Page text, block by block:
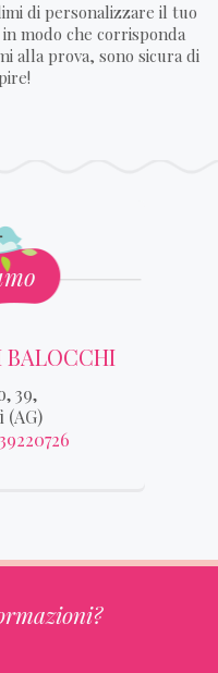
di personalizzare il tuo
modo che corrisponda
alla prova, sono sicura di
BALOCCHI
39,
(AG)